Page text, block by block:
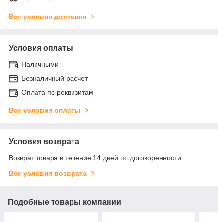
Все условия доставки
Условия оплаты
Наличными
Безналичный расчет
Оплата по реквизитам
Все условия оплаты
Условия возврата
Возврат товара в течение 14 дней по договоренности
Все условия возврата
Подобные товары компании